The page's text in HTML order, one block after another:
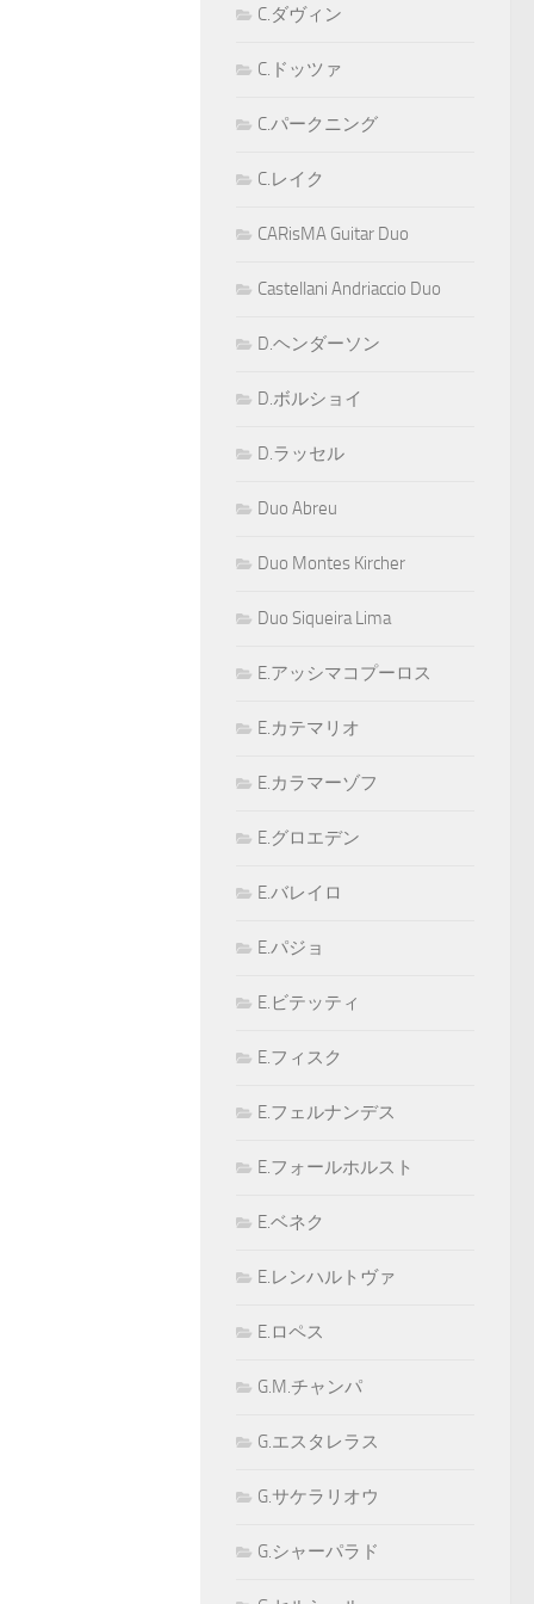
C.ダヴィン
C.ドッツァ
C.パークニング
C.レイク
CARisMA Guitar Duo
Castellani Andriaccio Duo
D.ヘンダーソン
D.ボルショイ
D.ラッセル
Duo Abreu
Duo Montes Kircher
Duo Siqueira Lima
E.アッシマコプーロス
E.カテマリオ
E.カラマーゾフ
E.グロエデン
E.バレイロ
E.パジョ
E.ビテッティ
E.フィスク
E.フェルナンデス
E.フォールホルスト
E.ベネク
E.レンハルトヴァ
E.ロペス
G.M.チャンパ
G.エスタレラス
G.サケラリオウ
G.シャーパラド